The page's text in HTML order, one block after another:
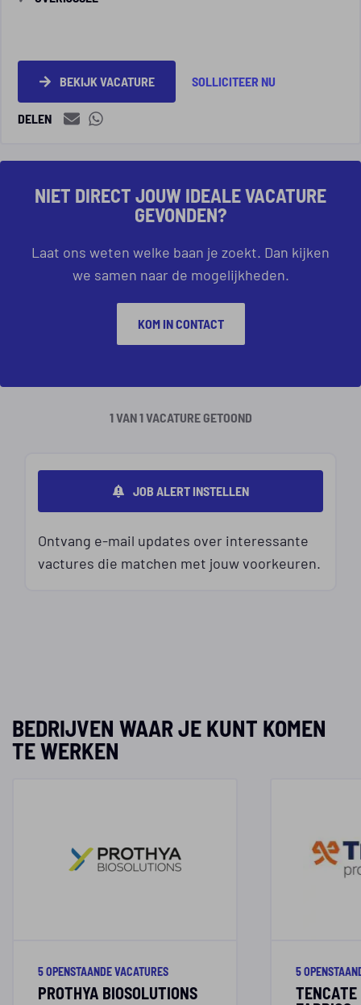
BEKIJK VACATURE SOLLICITEER NU
DELEN
NIET DIRECT JOUW IDEALE VACATURE
GEVONDEN?
Laat ons weten welke baan je zoekt. Dan kijken
we samen naar de mogelijkheden.
KOM IN CONTACT
1 VAN 1 VACATURE GETOOND
JOB ALERT INSTELLEN
Ontvang e-mail updates over interessante
vactures die matchen met jouw voorkeuren.
BEDRIJVEN WAAR JE KUNT KOMEN
TE WERKEN
5 OPENSTAANDE VACATURES
PROTHYA BIOSOLUTIONS
5